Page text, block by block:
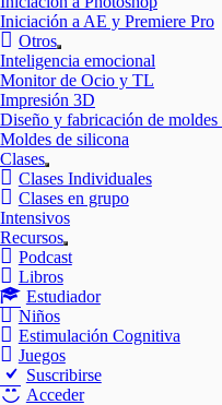
Iniciación a AE y Premiere Pro
Otros
Mostrar
el
submenú
Inteligencia emocional
Monitor de Ocio y TL
Impresión 3D
Diseño y fabricación de moldes
Moldes de silicona
Clases
Mostrar
el
submenú
Clases Individuales
Clases en grupo
Intensivos
Recursos
Mostrar
el
Podcast
Libros
Estudiador
Niños
Estimulación Cognitiva
Juegos
Suscribirse
Acceder